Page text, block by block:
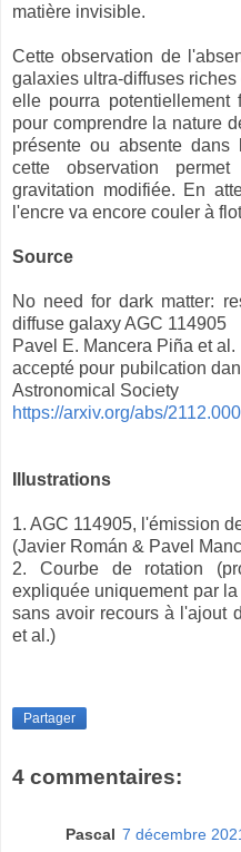
matière invisible.
Cette observation de
galaxies ultra-diffuses
elle pourra potentiellement
pour comprendre la nature
présente ou absente
cette observation
gravitation modifiée. En
l'encre va encore couler à
Source
No need for dark matter:
diffuse galaxy AGC 114905
Pavel E. Mancera Piña et al.
accepté pour pubilcation
Astronomical Society
https://arxiv.org/abs/
Illustrations
1. AGC 114905, l'émission
(Javier Román & Pavel
2. Courbe de rotation
expliquée uniquement par
sans avoir recours à l'ajout
et al.)
Partager
4 commentaires:
Pascal 7 décembre